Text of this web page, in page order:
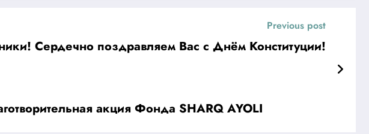
Previous post
Дорогие и уважаемые соотечественники! Сердечно поздравляем Вас с Днём Конституции!
акция Фонда SHARQ AYOLI